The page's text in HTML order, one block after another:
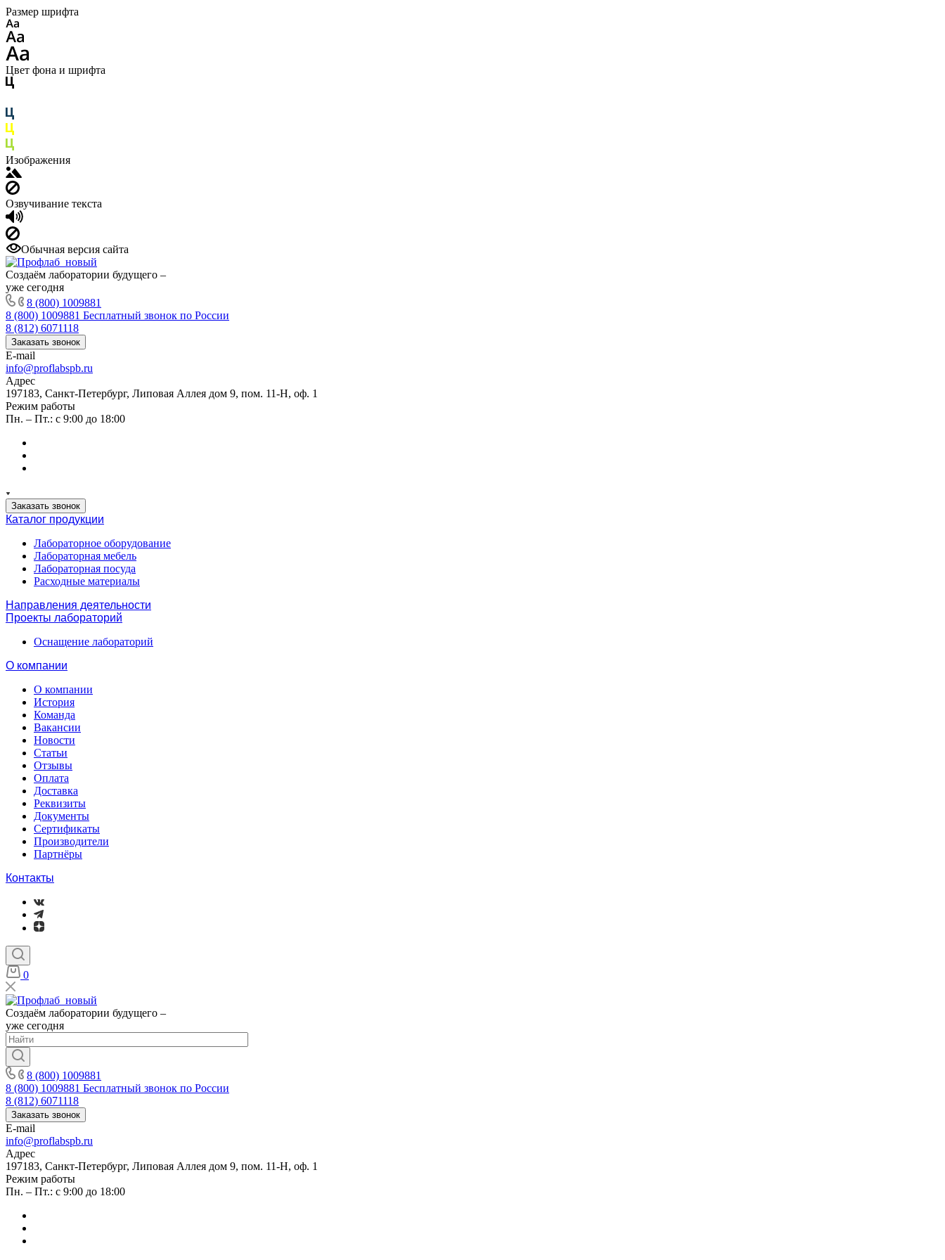
Размер шрифта
Цвет фона и шрифта
Изображения
Озвучивание текста
Обычная версия сайта
Создаём лаборатории будущего –
уже сегодня
8 (800) 1009881
8 (800) 1009881 Бесплатный звонок по России
8 (812) 6071118
Заказать звонок
E-mail
info@proflabspb.ru
Адрес
197183, Санкт-Петербург, Липовая Аллея дом 9, пом. 11-Н, оф. 1
Режим работы
Пн. – Пт.: с 9:00 до 18:00
Заказать звонок
Каталог продукции
Лабораторное оборудование
Лабораторная мебель
Лабораторная посуда
Расходные материалы
Направления деятельности
Проекты лабораторий
Оснащение лабораторий
О компании
О компании
История
Команда
Вакансии
Новости
Статьи
Отзывы
Оплата
Доставка
Реквизиты
Документы
Сертификаты
Производители
Партнёры
Контакты
0
Создаём лаборатории будущего –
уже сегодня
8 (800) 1009881
8 (800) 1009881 Бесплатный звонок по России
8 (812) 6071118
Заказать звонок
E-mail
info@proflabspb.ru
Адрес
197183, Санкт-Петербург, Липовая Аллея дом 9, пом. 11-Н, оф. 1
Режим работы
Пн. – Пт.: с 9:00 до 18:00